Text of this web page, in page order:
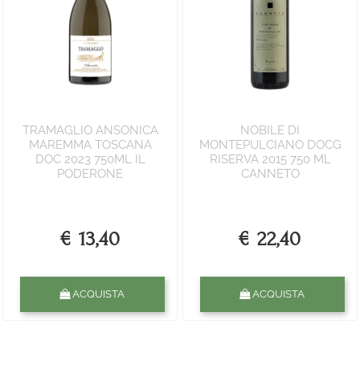
TRAMAGLIO ANSONICA
MAREMMA TOSCANA
DOC 2023 750ML IL
PODERONE
€ 13,40
ACQUISTA
NOBILE DI
MONTEPULCIANO DOCG
RISERVA 2015 750 ML
CANNETO
€ 22,40
ACQUISTA